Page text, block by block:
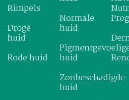
Rimpels
Droge
huid
Rode huid
Normale
huid
huid
Zonbeschadigde
huid